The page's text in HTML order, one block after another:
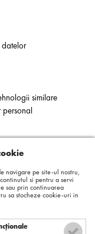
similare
navigare pe site-ul nostru,
si pentru a servi
sau prin continuarea
sa stocheze cookie-uri in